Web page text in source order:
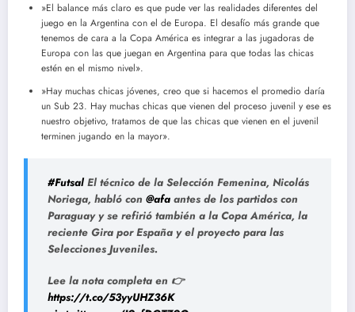
»El balance más claro es que pude ver las realidades diferentes del
juego en la Argentina con el de Europa. El desafío más grande que
tenemos de cara a la Copa América es integrar a las jugadoras de
Europa con las que juegan en Argentina para que todas las chicas
estén en el mismo nivel».
»Hay muchas chicas jóvenes, creo que si hacemos el promedio daría
un Sub 23. Hay muchas chicas que vienen del proceso juvenil y ese es
nuestro objetivo, tratamos de que las chicas que vienen en el juvenil
terminen jugando en la mayor».
#Futsal El técnico de la Selección Femenina, Nicolás
Noriega, habló con @afa antes de los partidos con
Paraguay y se refirió también a la Copa América, la
reciente Gira por España y el proyecto para las
Selecciones Juveniles.
Lee la nota completa en 👉
https://t.co/53yyUHZ36K